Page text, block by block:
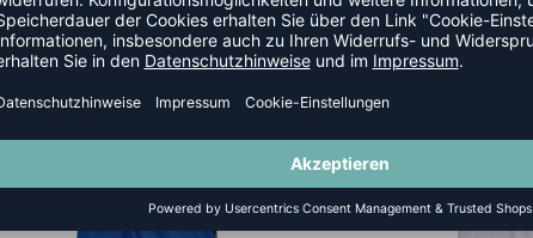
AUTHENTIC
SALE
-40%